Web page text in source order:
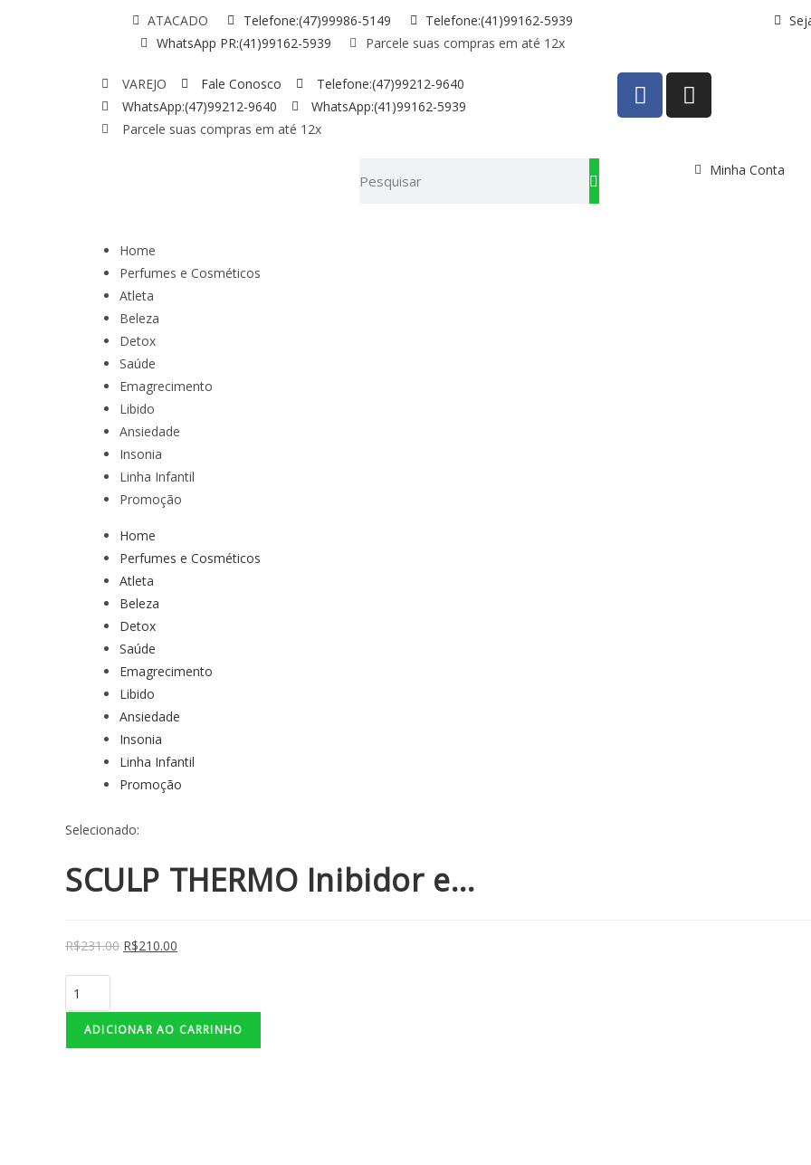
ATACADO Telefone:(47)99986-5149
Telefone:(41)99162-5939
WhatsApp PR:(41)99162-5939
Parcele suas compras em até 12x
VAREJO Fale Conosco
Telefone:(47)99212-9640
WhatsApp:(47)99212-9640
WhatsApp:(41)99162-5939
Parcele suas compras em até 12x
Minha Conta
Home
Perfumes e Cosméticos
Atleta
Beleza
Detox
Saúde
Emagrecimento
Libido
Ansiedade
Insonia
Linha Infantil
Promoção
Home
Perfumes e Cosméticos
Atleta
Beleza
Detox
Saúde
Emagrecimento
Libido
Ansiedade
Insonia
Linha Infantil
Promoção
Selecionado:
SCULP THERMO Inibidor e…
R$231.00 R$210.00
ADICIONAR AO CARRINHO